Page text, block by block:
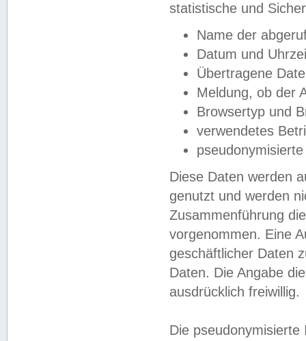
statistische und
Name der
Datum und
Übertragene
Meldung, ob der
Browsertyp und
verwendetes
Diese Daten werden
genutzt und werden
Zusammenführung
vorgenommen. Eine
geschäftlicher Daten
Daten. Die Angabe
ausdrücklich freiwillig.
Die